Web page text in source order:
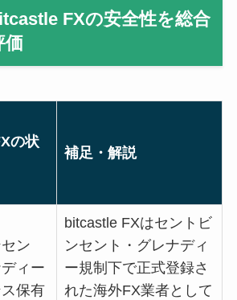
FXの安全性を総合
価
の状
補足・解説
ン
ィー
保有
bitcastle FXはセントビ
ンセント・グレナディ
ー規制下で正式登録さ
れた海外FX業者として